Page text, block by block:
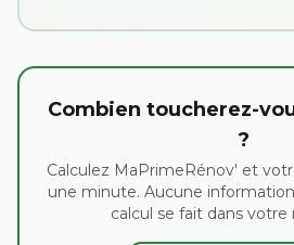
Combien toucherez-
?
Calculez MaPrimeRénov' et
une minute. Aucune
calcul se fait dans votre